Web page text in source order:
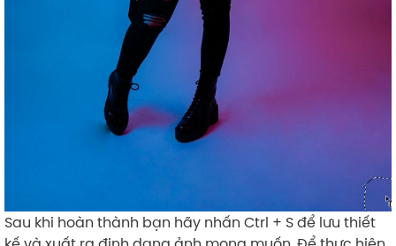
Sau khi hoàn thành bạn hãy nhấn Ctrl + S để lưu thiết